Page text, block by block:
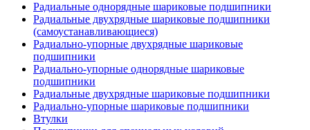
Радиальные однорядные шариковые подшипники
Радиальные двухрядные шариковые подшипники
(самоустанавливающиеся)
Радиально-упорные двухрядные шариковые
подшипники
Радиально-упорные однорядные шариковые
подшипники
Радиальные двухрядные шариковые подшипники
Радиально-упорные шариковые подшипники
Втулки